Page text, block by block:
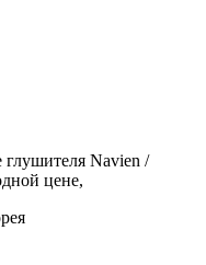
глушителя Navien /
цене,